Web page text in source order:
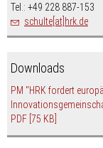
Tel.: +49 228 887-153
schulte[at]hrk.de
Downloads
PM "HRK fordert
PDF [75 KB]